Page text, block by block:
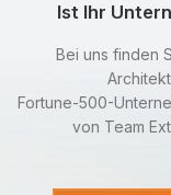
Ist Ihr
Bei uns finden
Fortune-500-
von Team